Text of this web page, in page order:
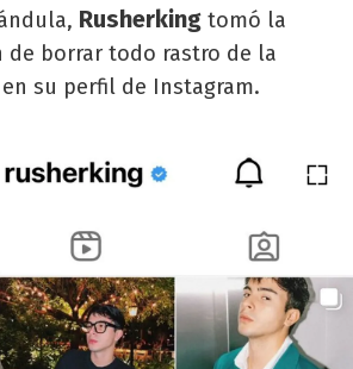
Rusherking tomó la
de borrar todo rastro de la
su perfil de Instagram.